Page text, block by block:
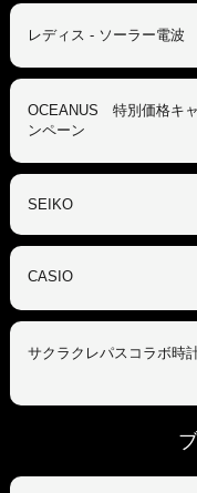
レディス - ソーラー電波
OCEANUS 特別価格キャ
ンペーン
SEIKO
CASIO
サクラクレパスコラボ時